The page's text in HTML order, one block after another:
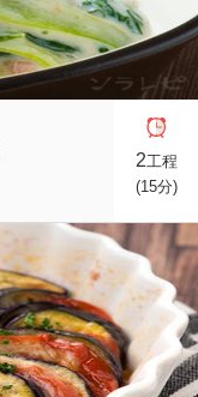
2工程
(15分)